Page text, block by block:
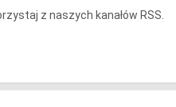
z naszych kanałów RSS.